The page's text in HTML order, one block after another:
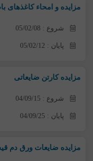
مزایده و امحاء کاغذهای
شروع : 05/02/08
پایان : 05/02/12
مزایده کارتن ضایعاتی
شروع : 04/09/15
پایان : 04/09/25
مزایده ضایعات ورق دم